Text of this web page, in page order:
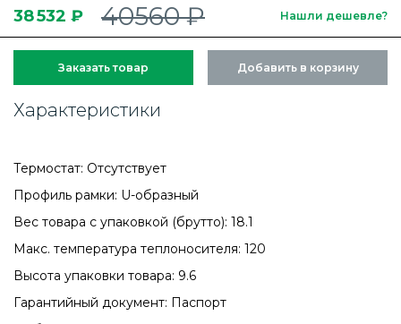
38 532 ₽ 40560 ₽ Нашли дешевле?
Заказать товар Добавить в корзину
Характеристики
Термостат: Отсутствует
Профиль рамки: U-образный
Вес товара с упаковкой (брутто): 18.1
Макс. температура теплоносителя: 120
Высота упаковки товара: 9.6
Гарантийный документ: Паспорт